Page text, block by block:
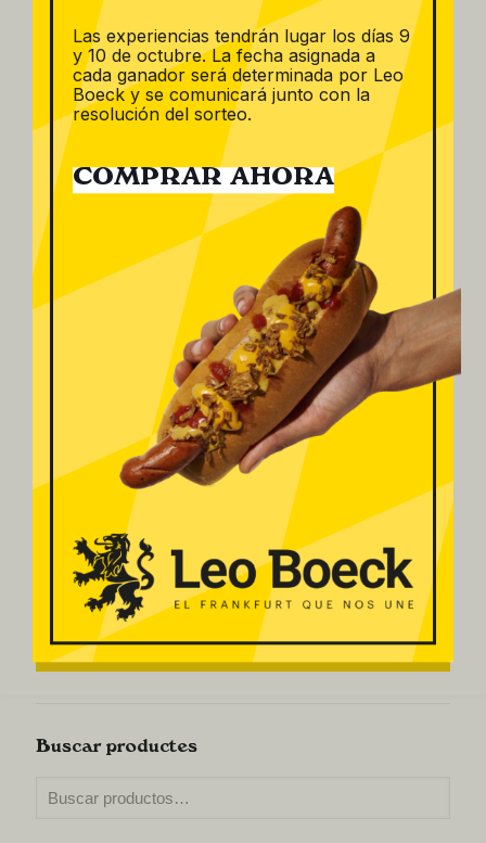
Salsa de
Tomate
Buscar productos
Filtrar por
Salchichas
Salchichas Frescas
Pulled Pork y bacon
Salsas
Buscar productes
Las experiencias tendrán lugar los días 9
y 10 de octubre. La fecha asignada a
cada ganador será determinada por Leo
Boeck y se comunicará junto con la
resolución del sorteo.
COMPRAR AHORA